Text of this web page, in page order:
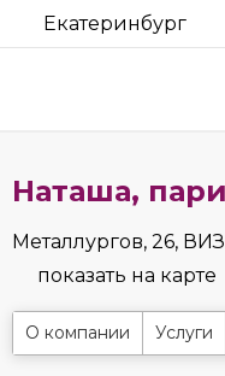
Екатеринбург
Наташа,
Металлургов, 26, ВИЗ
показать на карте
О компании Услуги